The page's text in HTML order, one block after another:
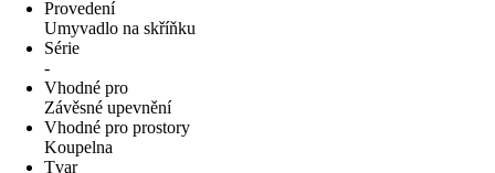
Provedení
Umyvadlo na skříňku
Série
-
Vhodné pro
Závěsné upevnění
Vhodné pro prostory
Koupelna
Tvar